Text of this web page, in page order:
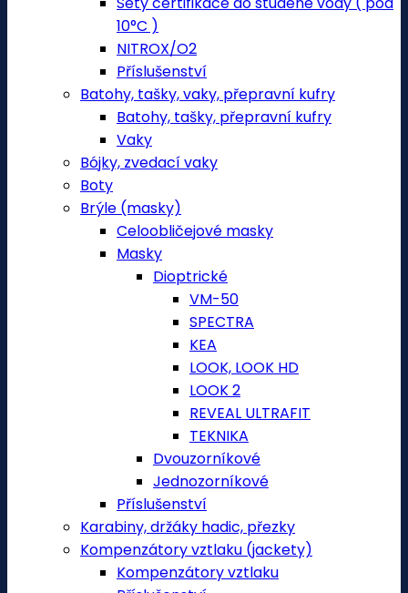
10°C )
NITROX/O2
Příslušenství
Batohy, tašky, vaky, přepravní kufry
Batohy, tašky, přepravní kufry
Vaky
Bójky, zvedací vaky
Boty
Brýle (masky)
Celoobličejové masky
Masky
Dioptrické
VM-50
SPECTRA
KEA
LOOK, LOOK HD
LOOK 2
REVEAL ULTRAFIT
TEKNIKA
Dvouzorníkové
Jednozorníkové
Příslušenství
Karabiny, držáky hadic, přezky
Kompenzátory vztlaku (jackety)
Kompenzátory vztlaku